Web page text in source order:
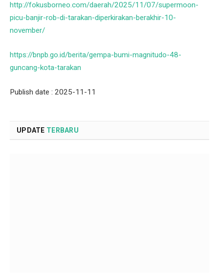
http://fokusborneo.com/daerah/2025/11/07/supermoon-
picu-banjir-rob-di-tarakan-diperkirakan-berakhir-10-
november/
https://bnpb.go.id/berita/gempa-bumi-magnitudo-48-
guncang-kota-tarakan
Publish date : 2025-11-11
UPDATE TERBARU